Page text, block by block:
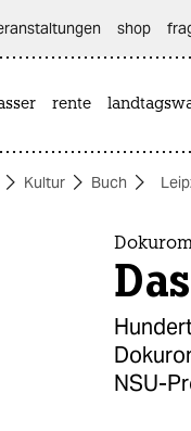
shop
rente
Kultur Buch
NSU-